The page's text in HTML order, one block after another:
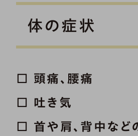
体の症状
□ 頭痛、腰痛
□ 吐き気
□ 首や肩、背中など